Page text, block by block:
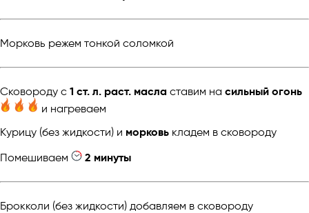
Морковь режем тонкой соломкой
Сковороду с 1 ст. л. раст. масла ставим на сильный огонь
и нагреваем
Курицу (без жидкости) и морковь кладем в сковороду
Помешиваем
2 минуты
Брокколи (без жидкости) добавляем в сковороду